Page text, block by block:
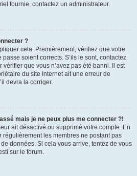
fournie, contactez un administrateur.
?
cela. Premièrement, vérifiez que votre
passe soient corrects. S’ils le sont, contactez
que vous n’avez pas été banni. Il est
du site Internet ait une erreur de
devra la corriger.
mais je ne peux plus me connecter ?!
ait désactivé ou supprimé votre compte. En
régulièrement les membres ne postant pas
données. Si cela vous arrive, tentez de vous
sur le forum.